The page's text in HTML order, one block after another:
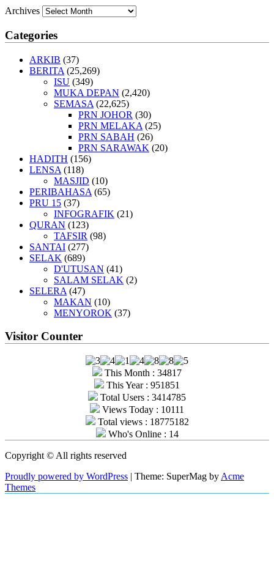
Archives
Categories
ARKIB (37)
BERITA (25,269)
ISU (349)
MUKA DEPAN (2,420)
SEMASA (22,625)
PRN JOHOR (30)
PRN MELAKA (25)
PRN SABAH (26)
PRN SARAWAK (20)
HADITH (156)
LENSA (118)
MASJID (10)
PERIBAHASA (65)
PRU 15 (37)
INFOGRAFIK (21)
QURAN (123)
TAFSIR (98)
SANTAI (277)
SELAK (689)
D'UTUSAN (41)
SALAM SELAK (2)
SELERA (47)
MAKAN (10)
MENYOROK (37)
Visitor Counter
This Month : 34817
This Year : 951851
Total Users : 3414785
Views Today : 10111
Total views : 18775182
Who's Online : 14
Copyright © All rights reserved
Proudly powered by WordPress | Theme: SuperMag by Acme
Themes